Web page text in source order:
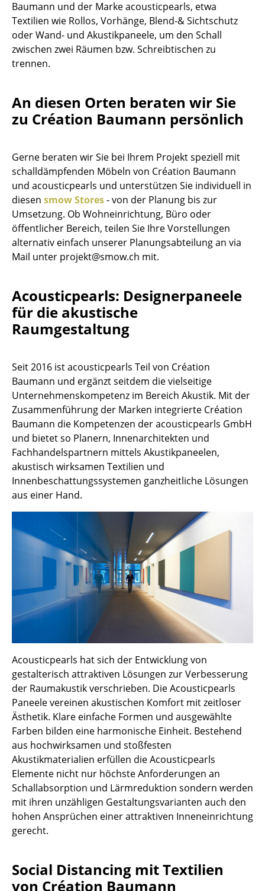
Stehleuchten & Leseleuchten
Bodenleuchten
Akkuleuchten
Betten
Doppelbetten
Einzelbetten
Stapelbetten
Kinderbetten
... alle Betten
Accessoires
Figuren & Miniaturen
Vasen
Tabletts
Büroutensilien
Aufbewahrungsboxen
Kissen
Teppiche
Vorhänge
... alle Accessoires
Räume
Zuhause
Wohnzimmer
Esszimmer
Schlafzimmer
Kinderzimmer
Arbeitszimmer
Diele
Badezimmer
Balkon & Garten
Baumann und der Marke acousticpearls, etwa
Textilien wie Rollos, Vorhänge, Blend-& Sichtschutz
oder Wand- und Akustikpaneele, um den Schall
zwischen zwei Räumen bzw. Schreibtischen zu
trennen.
An diesen Orten beraten wir Sie
zu Création Baumann persönlich
Gerne beraten wir Sie bei Ihrem Projekt speziell mit
schalldämpfenden Möbeln von Création Baumann
und acousticpearls und unterstützen Sie individuell in
diesen smow Stores- von der Planung bis zur
Umsetzung. Ob Wohneinrichtung, Büro oder
öffentlicher Bereich, teilen Sie Ihre Vorstellungen
alternativ einfach unserer Planungsabteilung an via
Mail unter projekt@smow.ch mit.
Acousticpearls: Designerpaneele
für die akustische
Raumgestaltung
Seit 2016 ist acousticpearls Teil von Création
Baumann und ergänzt seitdem die vielseitige
Unternehmenskompetenz im Bereich Akustik. Mit der
Zusammenführung der Marken integrierte Création
Baumann die Kompetenzen der acousticpearls GmbH
und bietet so Planern, Innenarchitekten und
Fachhandelspartnern mittels Akustikpaneelen,
akustisch wirksamen Textilien und
Innenbeschattungssystemen ganzheitliche Lösungen
aus einer Hand.
Acousticpearls hat sich der Entwicklung von
gestalterisch attraktiven Lösungen zur Verbesserung
der Raumakustik verschrieben. Die Acousticpearls
Paneele vereinen akustischen Komfort mit zeitloser
Ästhetik. Klare einfache Formen und ausgewählte
Farben bilden eine harmonische Einheit. Bestehend
aus hochwirksamen und stoßfesten
Akustikmaterialien erfüllen die Acousticpearls
Elemente nicht nur höchste Anforderungen an
Schallabsorption und Lärmreduktion sondern werden
mit ihren unzähligen Gestaltungsvarianten auch den
hohen Ansprüchen einer attraktiven Inneneinrichtung
gerecht.
Social Distancing mit Textilien
von Création Baumann